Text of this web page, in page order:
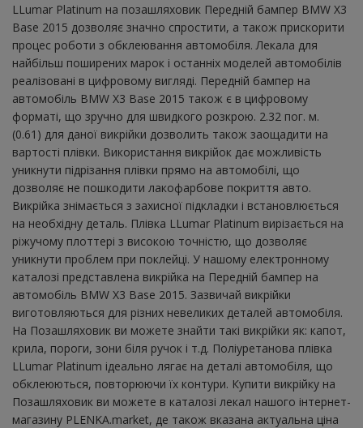
LLumar Platinum на позашляховик Передній бампер BMW X3
Base 2015 дозволяє значно спростити, а також прискорити
процес роботи з обклеювання автомобіля. Лекала для
найбільш поширених марок і останніх моделей автомобілів
реалізовані в цифровому вигляді. Передній бампер на
автомобіль BMW X3 Base 2015 також є в цифровому
форматі, що зручно для швидкого розкрою. 2.32 пог. м.
(0.61) для даної викрійки дозволить також заощадити на
вартості плівки. Використання викрійок дає можливість
уникнути підрізання плівки прямо на автомобілі, що
дозволяє не пошкодити лакофарбове покриття авто.
Викрійка знімається з захисної підкладки і встановлюється
на необхідну деталь. Плівка LLumar Platinum вирізається на
ріжучому плоттері з високою точністю, що дозволяє
уникнути проблем при поклейці. У нашому електронному
каталозі представлена ​​викрійка на Передній бампер на
автомобіль BMW X3 Base 2015. Зазвичай викрійки
виготовляються для різних невеликих деталей автомобіля.
На Позашляховик ви можете знайти такі викрійки як: капот,
крила, пороги, зони біля ручок і т.д. Поліуретанова плівка
LLumar Platinum ідеально лягає на деталі автомобіля, що
обклеюються, повторюючи їх контури. Купити викрійку на
Позашляховик ви можете в каталозі лекал нашого інтернет-
магазину PLENKA.market, де також вказана актуальна ціна